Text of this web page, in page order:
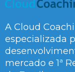
A Cloud
especializada
mercado e 1ª